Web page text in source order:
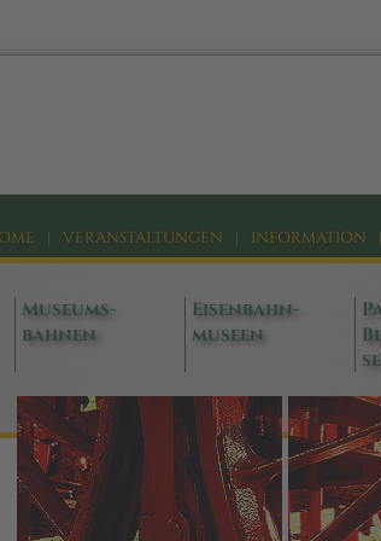
| VERANSTALTUNGEN | INFORMATION |
Museums-
bahnen
Eisenbahn-
museen